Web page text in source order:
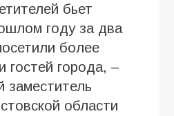
бьет
году за два
более
гостей города, –
заместитель
области